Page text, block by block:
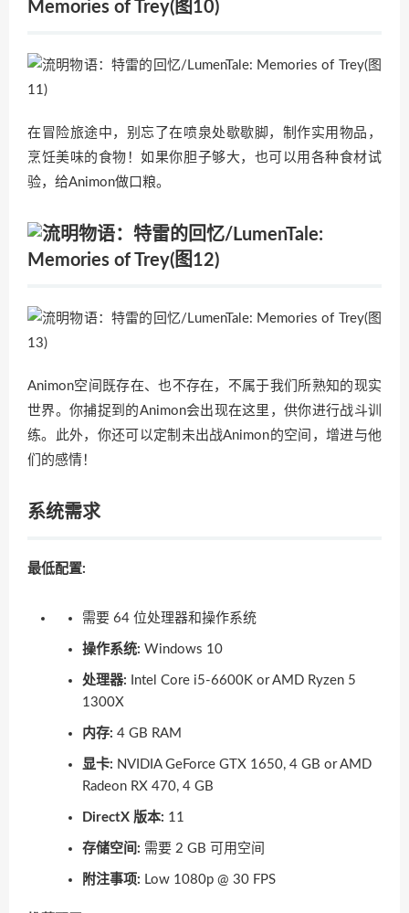
在冒险旅途中，别忘了在喷泉处歇歇脚，制作实用物品，
烹饪美味的食物！如果你胆子够大，也可以用各种食材试
验，给Animon做口粮。
Animon空间既存在、也不存在，不属于我们所熟知的现实
世界。你捕捉到的Animon会出现在这里，供你进行战斗训
练。此外，你还可以定制未出战Animon的空间，增进与他
们的感情！
系统需求
最低配置:
需要 64 位处理器和操作系统
操作系统: Windows 10
处理器: Intel Core i5-6600K or AMD Ryzen 5
1300X
内存: 4 GB RAM
显卡: NVIDIA GeForce GTX 1650, 4 GB or AMD
Radeon RX 470, 4 GB
DirectX 版本: 11
存储空间: 需要 2 GB 可用空间
附注事项: Low 1080p @ 30 FPS